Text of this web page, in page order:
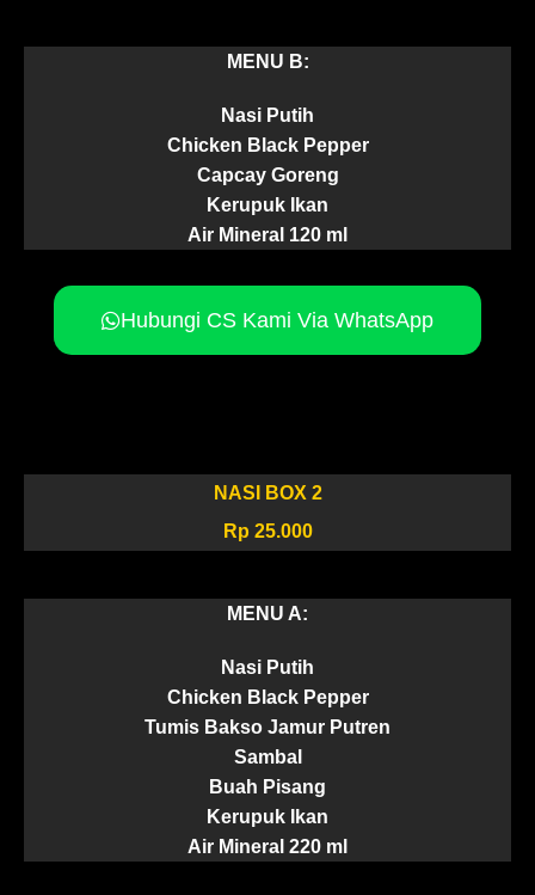
MENU B:
Nasi Putih
Chicken Black Pepper
Capcay Goreng
Kerupuk Ikan
Air Mineral 120 ml
Hubungi CS Kami Via WhatsApp
NASI BOX 2
Rp 25.000
MENU A:
Nasi Putih
Chicken Black Pepper
Tumis Bakso Jamur Putren
Sambal
Buah Pisang
Kerupuk Ikan
Air Mineral 220 ml